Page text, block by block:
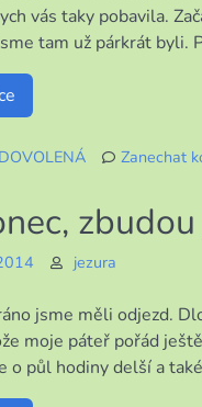
vás taky pobavila.
tam už párkrát byli.
Zanechat
jezura
jsme měli odjezd.
moje páteř pořád
o půl hodiny delší a